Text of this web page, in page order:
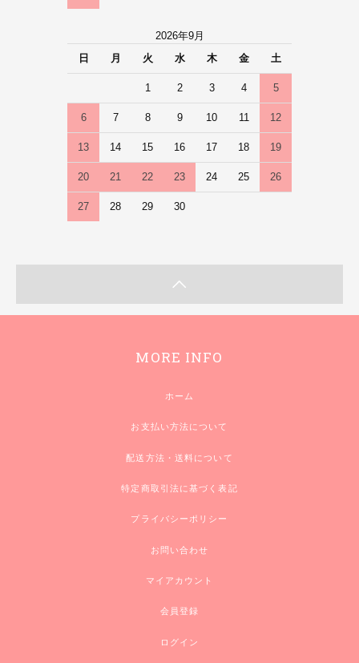
2026年9月
日
月 火 水 木 金 土
1 2 3 4 5
6 7 8 9 10 11 12
13 14 15 16 17 18 19
20 21 22 23 24 25 26
27 28 29 30
MORE INFO
ホーム
お支払い方法について
配送方法・送料について
特定商取引法に基づく表記
プライバシーポリシー
お問い合わせ
マイアカウント
会員登録
ログイン